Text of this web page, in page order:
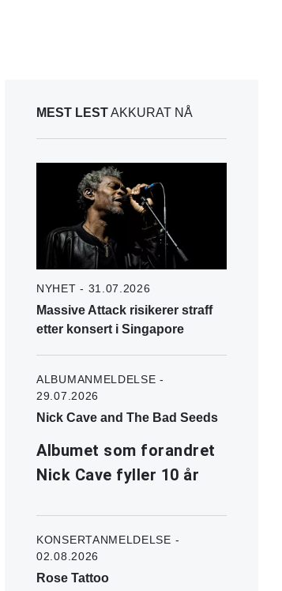
MEST LESTAKKURAT NÅ
NYHET - 31.07.2026
Massive Attack risikerer straff
etter konsert i Singapore
ALBUMANMELDELSE -
29.07.2026
Nick Cave and The Bad Seeds
Albumet som forandret
Nick Cave fyller 10 år
KONSERTANMELDELSE -
02.08.2026
Rose Tattoo